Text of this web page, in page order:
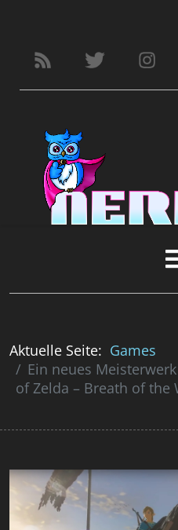
Aktuelle Seite: Games
Ein neues
of Zelda – Breath of the